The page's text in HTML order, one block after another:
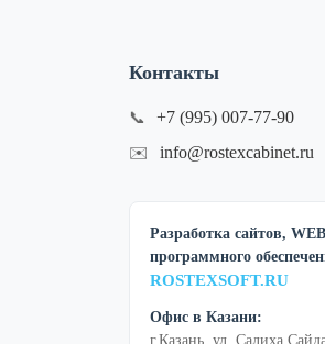
Контакты
📞 +7 (995) 007-77-90
✉️ info@rostexcabinet.ru
Разработка сайтов,
программного
ROSTEXSOFT.RU
Офис в Казани:
г.Казань, ул. Салиха